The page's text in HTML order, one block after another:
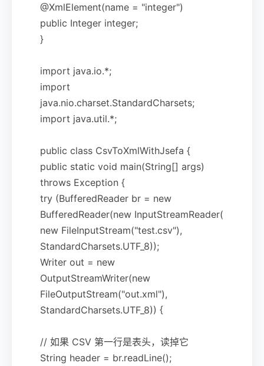
@XmlElement(name = "integer")
public Integer integer;
}
import java.io.*;
import
java.nio.charset.StandardCharsets;
import java.util.*;
public class CsvToXmlWithJsefa {
public static void main(String[] args)
throws Exception {
try (BufferedReader br = new
BufferedReader(new InputStreamReader(
new FileInputStream("test.csv"),
StandardCharsets.UTF_8));
Writer out = new
OutputStreamWriter(new
FileOutputStream("out.xml"),
StandardCharsets.UTF_8)) {
// 如果 CSV 第一行是表头，读掉它
String header = br.readLine();